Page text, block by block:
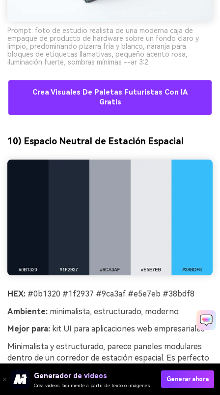
Prompt: foto de estudio realista de una moderna caja de
empaque de producto de hardware sobre un fondo claro y
limpio, predominando pizarra fría y blanco, naranja para
bloques de etiquetas llamativas, pequeño acento rosa,
iluminación fuerte, sombras mínimas --ar 3:2
Crea Visuales De Paletas Futuristas Con IA
Gratis
10) Espacio Neutral de Estación Espacial
HEX: #0b1320 #1f2937 #9ca3af #e5e7eb #38bdf8
Ambiente: minimalista, estructurado, moderno
Mejor para: kit UI para aplicaciones web empresariales
Minimalista y estructurado, parece paneles modulares
dentro de un corredor de estación espacial. Es perfecto
para kits de UI, paneles de administración y aplicaciones
con muchos datos que requieren claridad ante todo.
Generador de videos
Crea videos fácilmente a partir de texto o imágenes
Generar ahora